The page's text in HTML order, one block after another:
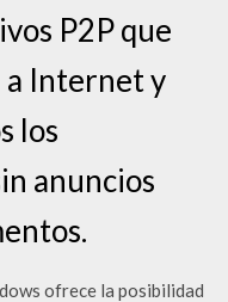
P2P que
a Internet y
los
anuncios
ofrece la posibilidad